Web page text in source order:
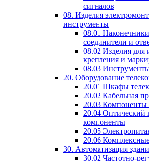
сигналов
08. Изделия
инструменты
08.01
соединители и
08.02 Изделия для
крепления и
08.03
20. Оборудование
20.01 Шкафы
20.02 Кабельная
20.03
20.04 Оптический
компоненты
20.05
20.06
30. Автоматизация
30.02 Частотно-